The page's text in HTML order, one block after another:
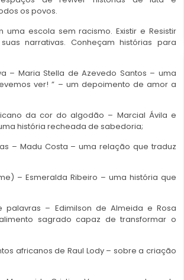
os povos.
uma escola sem racismo. Existir e Resistir
narrativas. Conheçam histórias para
– Maria Stella de Azevedo Santos – uma
ver! ” – um depoimento de amor a
da cor do algodão – Marcial Ávila e
história recheada de sabedoria;
– Madu Costa – uma relação que traduz
– Esmeralda Ribeiro – uma história que
palavras – Edimilson de Almeida e Rosa
sagrado capaz de transformar o
africanos de Raul Lody – sobre a criação